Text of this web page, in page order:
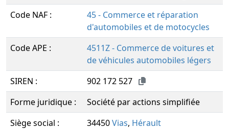
Code NAF :
45 - Commerce et réparation
d'automobiles et de motocycles
Code APE :
4511Z - Commerce de voitures et
de véhicules automobiles légers
SIREN :
902 172 527
Forme juridique :
Société par actions simplifiée
Siège social :
34450Vias, Hérault